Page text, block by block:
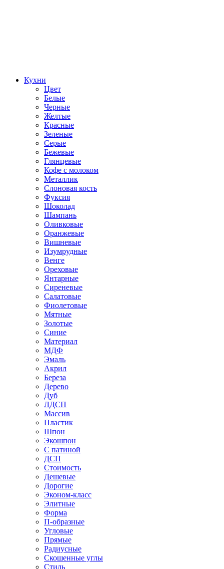
Кухни
Цвет
Белые
Черные
Желтые
Красные
Зеленые
Серые
Бежевые
Глянцевые
Кофе с молоком
Металлик
Слоновая кость
Фуксия
Шоколад
Шампань
Оливковые
Оранжевые
Вишневые
Изумрудные
Венге
Ореховые
Янтарные
Сиреневые
Салатовые
Фиолетовые
Мятные
Золотые
Синие
Материал
МДФ
Эмаль
Акрил
Береза
Дерево
Дуб
ЛДСП
Массив
Пластик
Шпон
Экошпон
С патиной
ДСП
Стоимость
Дешевые
Дорогие
Эконом-класс
Элитные
Форма
П-образные
Угловые
Прямые
Радиусные
Скошенные углы
Стиль